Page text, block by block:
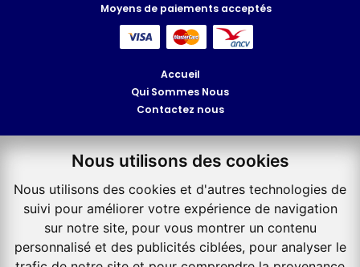
Nous utilisons des cookies
Nous utilisons des cookies et d'autres technologies de
suivi pour améliorer votre expérience de navigation
sur notre site, pour vous montrer un contenu
personnalisé et des publicités ciblées, pour analyser le
Moyens de paiements acceptés
Accueil
Qui Sommes Nous
Contactez nous
Nos Séjours
Nos Circuits
Nos Hôtels
Consulter ma réservation
Conditions générales de vente
Mentions légales